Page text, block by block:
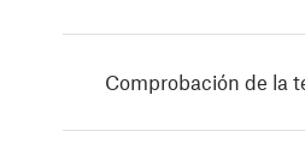
Comprobación de la